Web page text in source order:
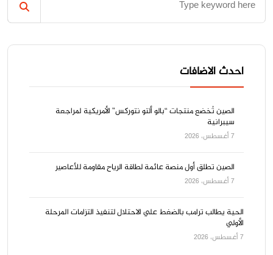
احدث الاضافات
الصين تُخضع منتجات “بالو ألتو نتوركس” الأمريكية لمراجعة
سيبرانية
7 أغسطس، 2026
الصين تطلق أول منصة عائمة لطاقة الرياح مقاومة للأعاصير
7 أغسطس، 2026
الحية يطالب ترامب بالضغط علي الاحتلال لتنفيذ التزامات المرحلة
الأولي
7 أغسطس، 2026